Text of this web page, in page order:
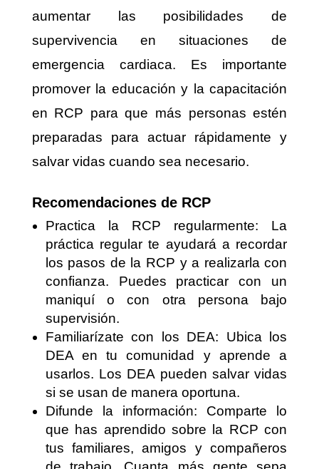
aumentar las posibilidades de
supervivencia en situaciones de
emergencia cardiaca. Es importante
promover la educación y la capacitación
en RCP para que más personas estén
preparadas para actuar rápidamente y
salvar vidas cuando sea necesario.
Recomendaciones de RCP
Practica la RCP regularmente: La
práctica regular te ayudará a recordar
los pasos de la RCP y a realizarla con
confianza. Puedes practicar con un
maniquí o con otra persona bajo
supervisión.
Familiarízate con los DEA: Ubica los
DEA en tu comunidad y aprende a
usarlos. Los DEA pueden salvar vidas
si se usan de manera oportuna.
Difunde la información: Comparte lo
que has aprendido sobre la RCP con
tus familiares, amigos y compañeros